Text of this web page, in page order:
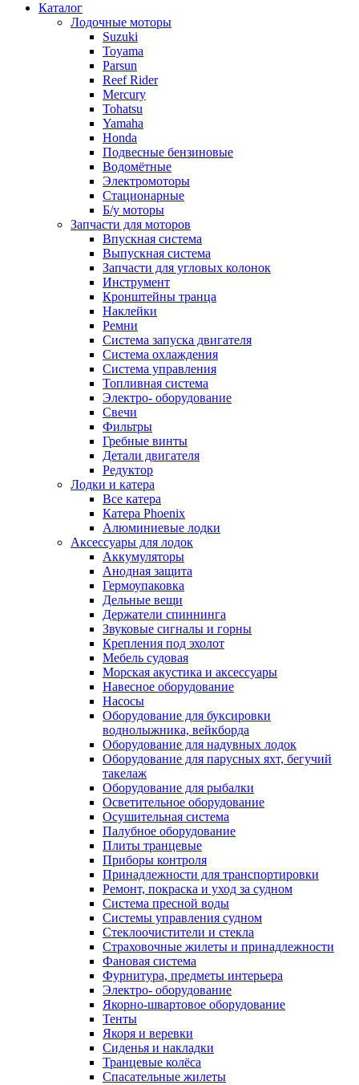
Каталог
Лодочные моторы
Suzuki
Toyama
Parsun
Reef Rider
Mercury
Tohatsu
Yamaha
Honda
Подвесные бензиновые
Водомётные
Электромоторы
Стационарные
Б/у моторы
Запчасти для моторов
Впускная система
Выпускная система
Запчасти для угловых колонок
Инструмент
Кронштейны транца
Наклейки
Ремни
Система запуска двигателя
Система охлаждения
Система управления
Топливная система
Электро- оборудование
Свечи
Фильтры
Гребные винты
Детали двигателя
Редуктор
Лодки и катера
Все катера
Катера Phoenix
Алюминиевые лодки
Аксессуары для лодок
Аккумуляторы
Анодная защита
Гермоупаковка
Дельные вещи
Держатели спиннинга
Звуковые сигналы и горны
Крепления под эхолот
Мебель судовая
Морская акустика и аксессуары
Навесное оборудование
Насосы
Оборудование для буксировки
воднолыжника, вейкборда
Оборудование для надувных лодок
Оборудование для парусных яхт, бегучий
такелаж
Оборудование для рыбалки
Осветительное оборудование
Осушительная система
Палубное оборудование
Плиты транцевые
Приборы контроля
Принадлежности для транспортировки
Ремонт, покраска и уход за судном
Система пресной воды
Системы управления судном
Стеклоочистители и стекла
Страховочные жилеты и принадлежности
Фановая система
Фурнитура, предметы интерьера
Электро- оборудование
Якорно-швартовое оборудование
Тенты
Якоря и веревки
Сиденья и накладки
Транцевые колёса
Спасательные жилеты